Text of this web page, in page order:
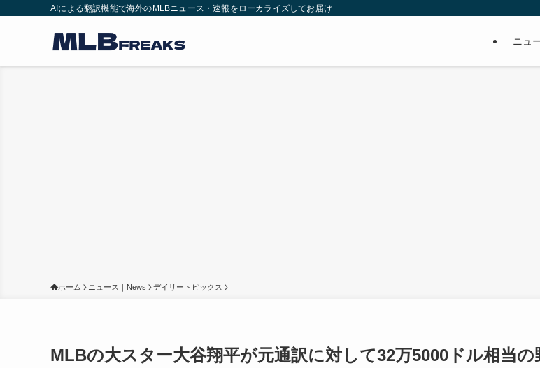
AIによる翻訳機能で海外のMLBニュース・速報をローカライズしてお届け
ニュ
ホーム ニュース｜News デイリートピックス
MLBの大スター大谷翔平が元通訳に対して32万5000ドル相当